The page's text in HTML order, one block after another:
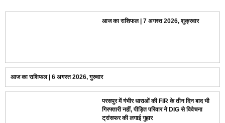
आज का राशिफल | 7 अगस्त 2026, शुक्रवार
आज का राशिफल | 6 अगस्त 2026, गुरुवार
परसपुर में गंभीर धाराओं की FIR के तीन दिन बाद भी
गिरफ्तारी नहीं, पीड़ित परिवार ने DIG से विवेचना
ट्रांसफर की लगाई गुहार